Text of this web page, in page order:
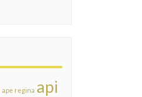
ape regina api